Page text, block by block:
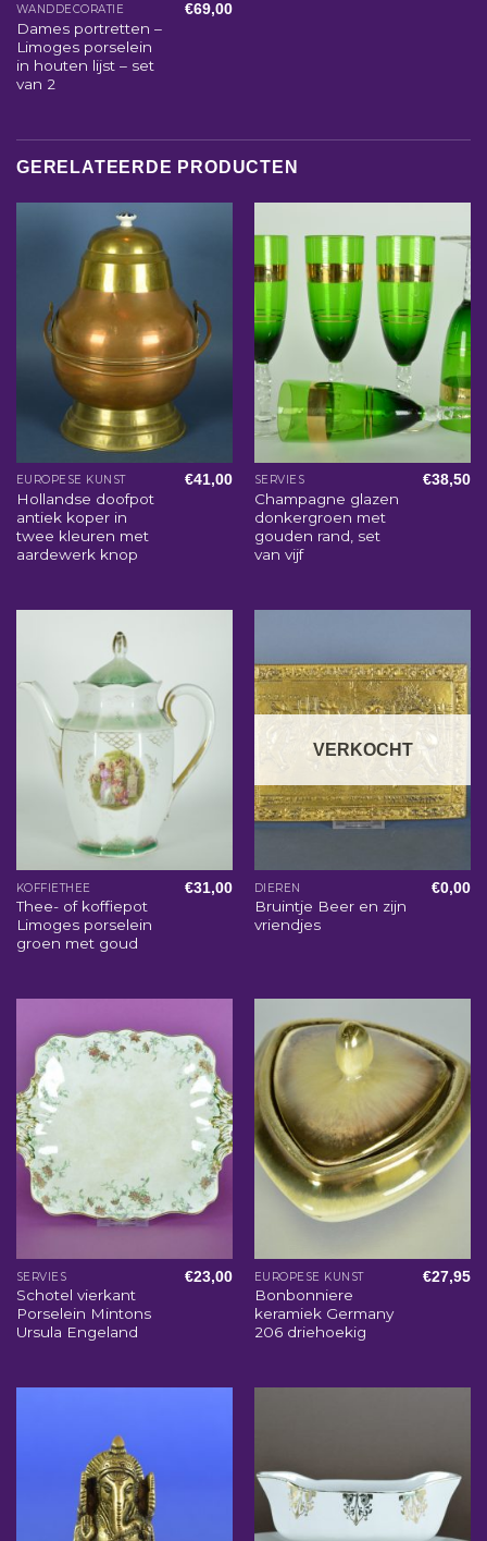
WANDDECORATIE
Dames portretten –
Limoges porselein
in houten lijst – set
van 2
€69,00
GERELATEERDE PRODUCTEN
EUROPESE KUNST
Hollandse doofpot
antiek koper in
twee kleuren met
aardewerk knop
€41,00 SERVIES
Champagne glazen
donkergroen met
gouden rand, set
van vijf
€38,50
KOFFIETHEE
Thee- of koffiepot
Limoges porselein
groen met goud
€31,00
VERKOCHT
DIEREN
Bruintje Beer en zijn
vriendjes
€0,00
SERVIES
Schotel vierkant
Porselein Mintons
Ursula Engeland
€23,00 EUROPESE KUNST
Bonbonniere
keramiek Germany
206 driehoekig
€27,95